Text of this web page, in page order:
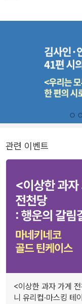
관련 이벤트
<이상한 과자 가게
니 유리컵·마스킹 테